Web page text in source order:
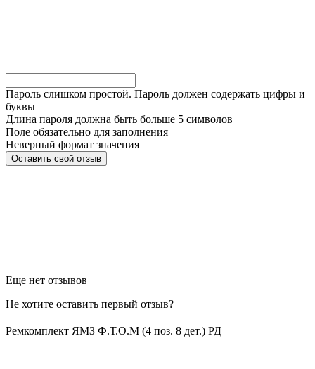
Пароль слишком простой. Пароль должен содержать цифры и
буквы
Длина пароля должна быть больше 5 символов
Поле обязательно для заполнения
Неверный формат значения
Еще нет отзывов
Не хотите оставить первый отзыв?
Ремкомплект ЯМЗ Ф.Т.О.М (4 поз. 8 дет.) РД